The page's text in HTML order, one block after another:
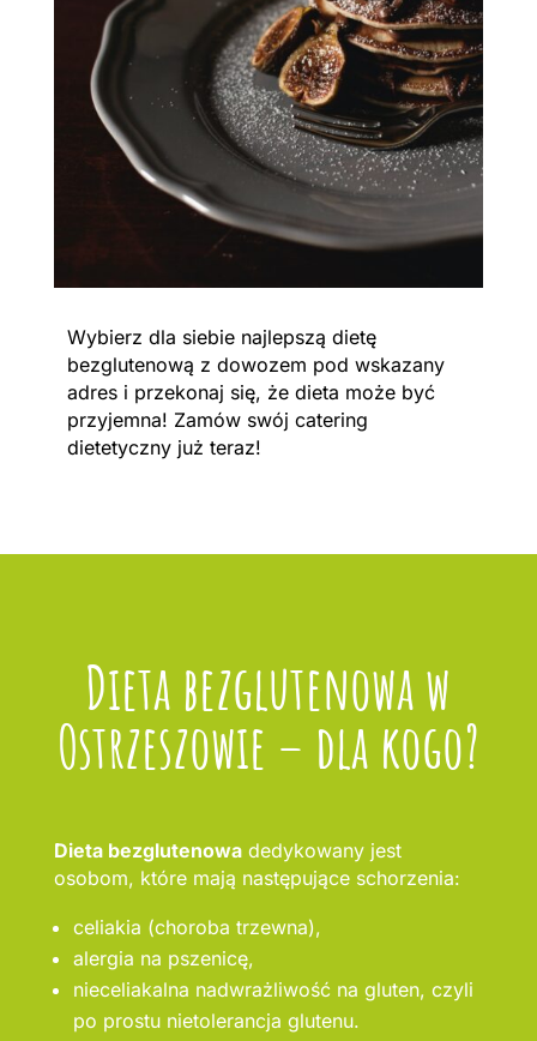
Wybierz dla siebie najlepszą dietę
bezglutenową z dowozem pod wskazany
adres i przekonaj się, że dieta może być
przyjemna! Zamów swój catering
dietetyczny już teraz!
Dieta bezglutenowa w
Ostrzeszowie – dla kogo?
Dieta bezglutenowadedykowany jest
osobom, które mają następujące schorzenia:
celiakia (choroba trzewna),
alergia na pszenicę,
nieceliakalna nadwrażliwość na gluten, czyli
po prostu nietolerancja glutenu.